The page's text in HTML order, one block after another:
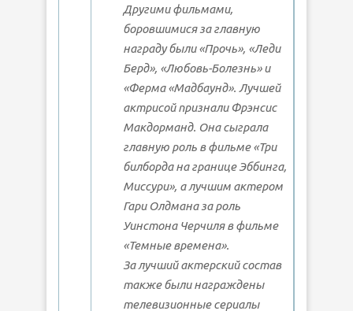
Другими фильмами,
боровшимися за главную
награду были «Прочь», «Леди
Берд», «Любовь-Болезнь» и
«Ферма «Мадбаунд». Лучшей
актрисой признали Фрэнсис
Макдорманд. Она сыграла
главную роль в фильме «Три
билборда на границе Эббинга,
Миссури», а лучшим актером
Гари Олдмана за роль
Уинстона Черчиля в фильме
«Темные времена».
За лучший актерский состав
также были награждены
телевизионные сериалы